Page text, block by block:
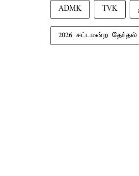
ADMK TVK
2026 சட்டமன்ற தேர்தல்